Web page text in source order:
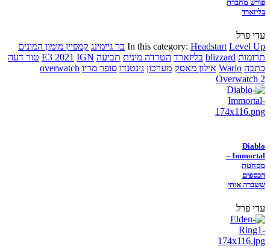
פורש מחברת
בליזארד
עדי פרל
In this category: Headstart Level Up בר גיימינג קמפיין מימון המונים
תרומות blizzard בליזארד הטרדה מינית תביעה E3 2021 IGN
טור דעה
כתבה Wario אילון מאסק מערכון נינטנדו סופר מריו overwatch
Overwatch 2
Diablo
Immortal –
מסחטת
הכספים
ששברה אותי
עדי פרל